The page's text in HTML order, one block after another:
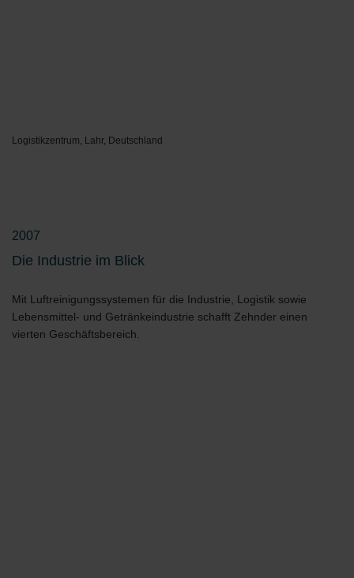
Logistikzentrum, Lahr, Deutschland
2007
Die Industrie im Blick
Mit Luftreinigungssystemen für die Industrie, Logistik sowie
Lebensmittel- und Getränkeindustrie schafft Zehnder einen
vierten Geschäftsbereich.